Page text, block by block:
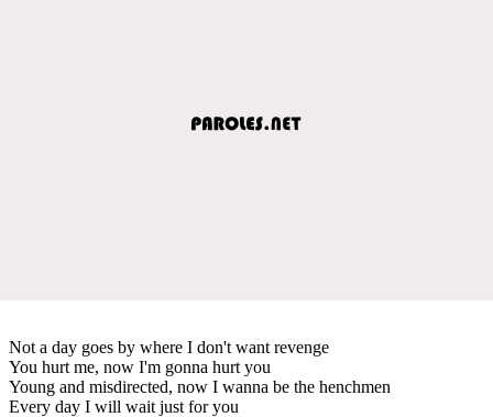
Not a day goes by where I don't want revenge
You hurt me, now I'm gonna hurt you
Young and misdirected, now I wanna be the henchmen
Every day I will wait just for you